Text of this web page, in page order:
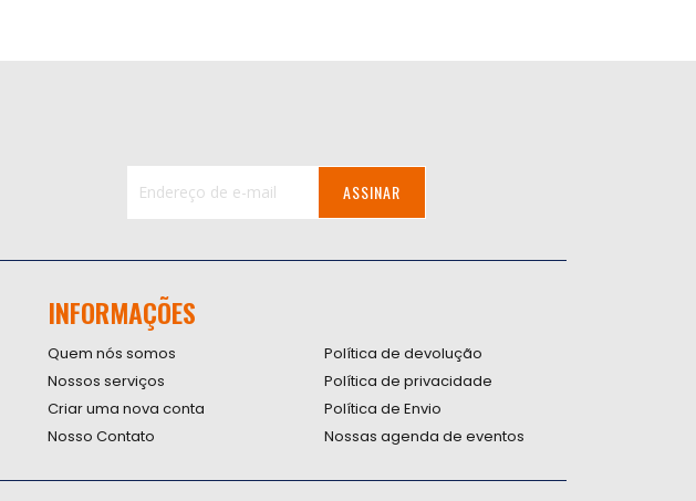
nossa
Newsletter:
ASSINAR
INFORMAÇÕES
Quem nós somos
Nossos serviços
Criar uma nova conta
Nosso Contato
Política de devolução
Política de privacidade
Política de Envio
Nossas agenda de eventos